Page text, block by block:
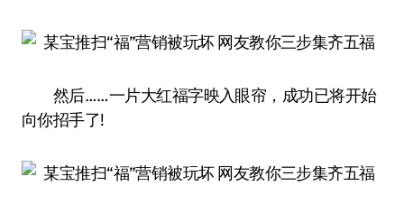
然后……一片大红福字映入眼帘，成功已将开始
向你招手了!